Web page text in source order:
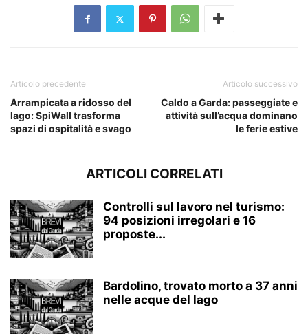
Articolo precedente
Arrampicata a ridosso del
lago: SpiWall trasforma
spazi di ospitalità e svago
Articolo successivo
Caldo a Garda: passeggiate e
attività sull’acqua dominano
le ferie estive
ARTICOLI CORRELATI
Controlli sul lavoro nel turismo:
94 posizioni irregolari e 16
proposte...
Bardolino, trovato morto a 37 anni
nelle acque del lago